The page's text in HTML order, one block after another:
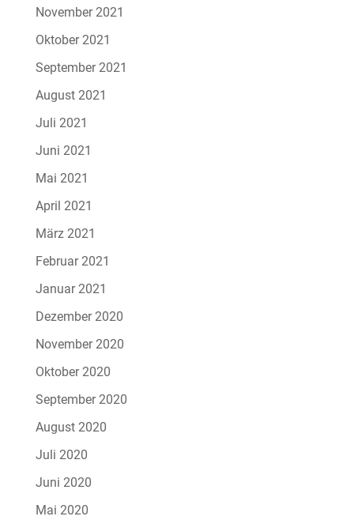
November 2021
Oktober 2021
September 2021
August 2021
Juli 2021
Juni 2021
Mai 2021
April 2021
März 2021
Februar 2021
Januar 2021
Dezember 2020
November 2020
Oktober 2020
September 2020
August 2020
Juli 2020
Juni 2020
Mai 2020